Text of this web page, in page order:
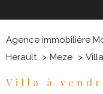
Agence immobilière
Herault
Meze Villa
Villa à